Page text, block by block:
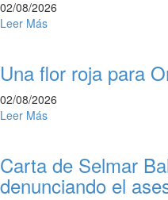
02/08/2026
Leer Más
Una flor roja para
02/08/2026
Leer Más
Carta de Selmar
denunciando el